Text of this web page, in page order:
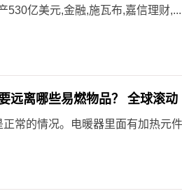
530亿美元,金融,施瓦布,嘉信理财,...
远离哪些易燃物品？ 全球滚动
常的情况。电暖器里面有加热元